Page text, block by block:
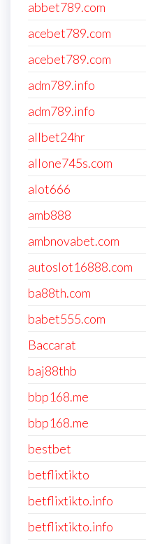
abbet789.com
acebet789.com
acebet789.com
adm789.info
adm789.info
allbet24hr
allone745s.com
alot666
amb888
ambnovabet.com
autoslot16888.com
ba88th.com
babet555.com
Baccarat
baj88thb
bbp168.me
bbp168.me
bestbet
betflixtikto
betflixtikto.info
betflixtikto.info